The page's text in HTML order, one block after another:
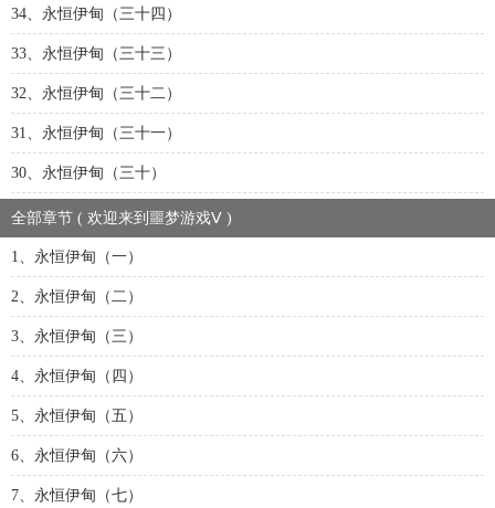
34、永恒伊甸（三十四）
33、永恒伊甸（三十三）
32、永恒伊甸（三十二）
31、永恒伊甸（三十一）
30、永恒伊甸（三十）
全部章节 ( 欢迎来到噩梦游戏Ⅴ )
1、永恒伊甸（一）
2、永恒伊甸（二）
3、永恒伊甸（三）
4、永恒伊甸（四）
5、永恒伊甸（五）
6、永恒伊甸（六）
7、永恒伊甸（七）